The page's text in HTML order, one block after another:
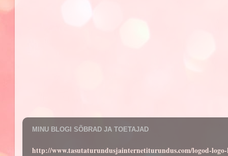
MINU BLOGI SÕBRAD JA TOETAJAD
http://www.tasutaturundusjainternetiturundus.com/logod-